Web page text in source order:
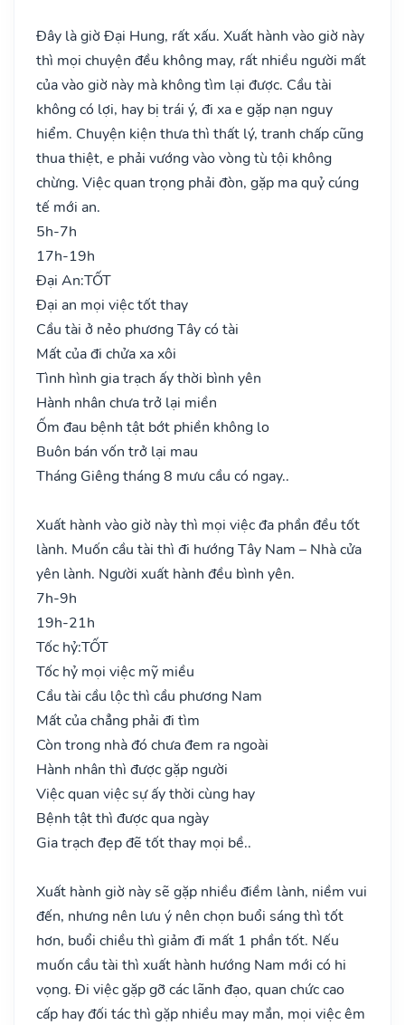
Đây là giờ Đại Hung, rất xấu. Xuất hành vào giờ này
thì mọi chuyện đều không may, rất nhiều người mất
của vào giờ này mà không tìm lại được. Cầu tài
không có lợi, hay bị trái ý, đi xa e gặp nạn nguy
hiểm. Chuyện kiện thưa thì thất lý, tranh chấp cũng
thua thiệt, e phải vướng vào vòng tù tội không
chừng. Việc quan trọng phải đòn, gặp ma quỷ cúng
tế mới an.
5h-7h
17h-19h
Đại An:TỐT
Đại an mọi việc tốt thay
Cầu tài ở nẻo phương Tây có tài
Mất của đi chửa xa xôi
Tình hình gia trạch ấy thời bình yên
Hành nhân chưa trở lại miền
Ốm đau bệnh tật bớt phiền không lo
Buôn bán vốn trở lại mau
Tháng Giêng tháng 8 mưu cầu có ngay..
Xuất hành vào giờ này thì mọi việc đa phần đều tốt
lành. Muốn cầu tài thì đi hướng Tây Nam – Nhà cửa
yên lành. Người xuất hành đều bình yên.
7h-9h
19h-21h
Tốc hỷ:TỐT
Tốc hỷ mọi việc mỹ miều
Cầu tài cầu lộc thì cầu phương Nam
Mất của chẳng phải đi tìm
Còn trong nhà đó chưa đem ra ngoài
Hành nhân thì được gặp người
Việc quan việc sự ấy thời cùng hay
Bệnh tật thì được qua ngày
Gia trạch đẹp đẽ tốt thay mọi bề..
Xuất hành giờ này sẽ gặp nhiều điềm lành, niềm vui
đến, nhưng nên lưu ý nên chọn buổi sáng thì tốt
hơn, buổi chiều thì giảm đi mất 1 phần tốt. Nếu
muốn cầu tài thì xuất hành hướng Nam mới có hi
vọng. Đi việc gặp gỡ các lãnh đạo, quan chức cao
cấp hay đối tác thì gặp nhiều may mắn, mọi việc êm